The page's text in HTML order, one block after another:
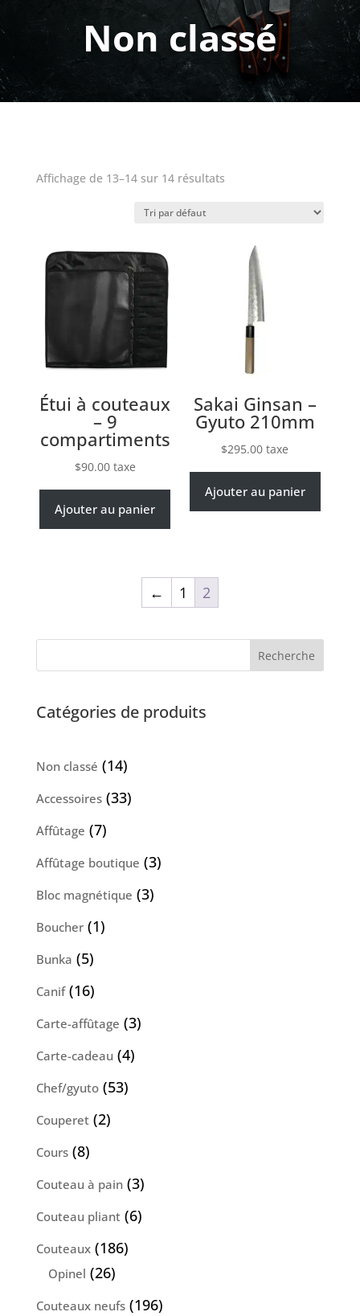
Non classé
Affichage de 13–14 sur 14 résultats
Étui à couteaux
– 9
compartiments
$90.00 taxe
Ajouter au panier
Sakai Ginsan –
Gyuto 210mm
$295.00 taxe
Ajouter au panier
← 1 2
Recherche
Catégories de produits
Non classé 1414
produits
Accessoires 3333
Affûtage 77
produits
Affûtage boutique 33
Bloc magnétique 33
Boucher 11
Bunka 55
produits
Canif 1616
produits
Carte-affûtage 33
Carte-cadeau 44
Chef/gyuto 5353
Couperet 22
Cours 88
produits
Couteau à pain 33
produits
Couteau pliant 66
Couteaux 186186
Opinel 2626
produits
Couteaux neufs 196196